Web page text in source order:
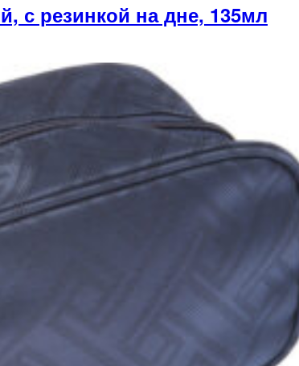
с резинкой на дне, 135мл